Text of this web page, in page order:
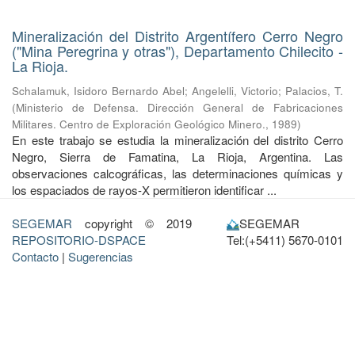
Mineralización del Distrito Argentífero Cerro Negro
("Mina Peregrina y otras"), Departamento Chilecito -
La Rioja.
Schalamuk, Isidoro Bernardo Abel; Angelelli, Victorio; Palacios, T.
(Ministerio de Defensa. Dirección General de Fabricaciones
Militares. Centro de Exploración Geológico Minero., 1989)
En este trabajo se estudia la mineralización del distrito Cerro
Negro, Sierra de Famatina, La Rioja, Argentina. Las
observaciones calcográficas, las determinaciones químicas y
los espaciados de rayos-X permitieron identificar ...
SEGEMAR copyright © 2019
REPOSITORIO-DSPACE
Contacto | Sugerencias
SEGEMAR
Tel:(+5411) 5670-0101